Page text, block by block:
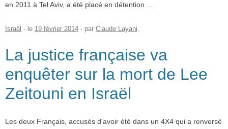
en 2011 à Tel Aviv, a été placé en détention ...
Israël - le 19 février 2014 - par Claude Layani.
La justice française va
enquêter sur la mort de Lee
Zeitouni en Israël
Les deux Français, accusés d'avoir été dans un 4X4 qui a renversé